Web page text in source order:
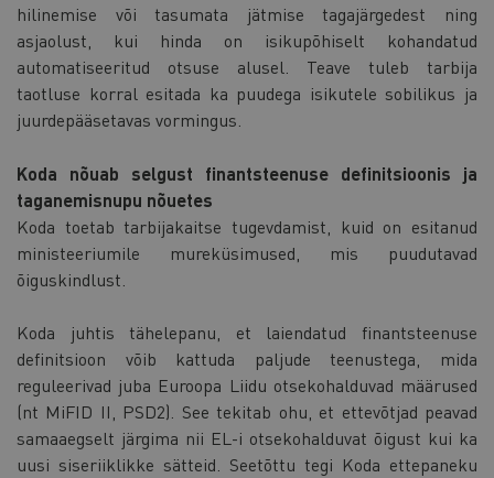
hilinemise või tasumata jätmise tagajärgedest ning
asjaolust, kui hinda on isikupõhiselt kohandatud
automatiseeritud otsuse alusel. Teave tuleb tarbija
taotluse korral esitada ka puudega isikutele sobilikus ja
juurdepääsetavas vormingus.
Koda nõuab selgust finantsteenuse definitsioonis ja
taganemisnupu nõuetes
Koda toetab tarbijakaitse tugevdamist, kuid on esitanud
ministeeriumile mureküsimused, mis puudutavad
õiguskindlust.
Koda juhtis tähelepanu, et laiendatud finantsteenuse
definitsioon võib kattuda paljude teenustega, mida
reguleerivad juba Euroopa Liidu otsekohalduvad määrused
(nt MiFID II, PSD2). See tekitab ohu, et ettevõtjad peavad
samaaegselt järgima nii EL-i otsekohalduvat õigust kui ka
uusi siseriiklikke sätteid. Seetõttu tegi Koda ettepaneku